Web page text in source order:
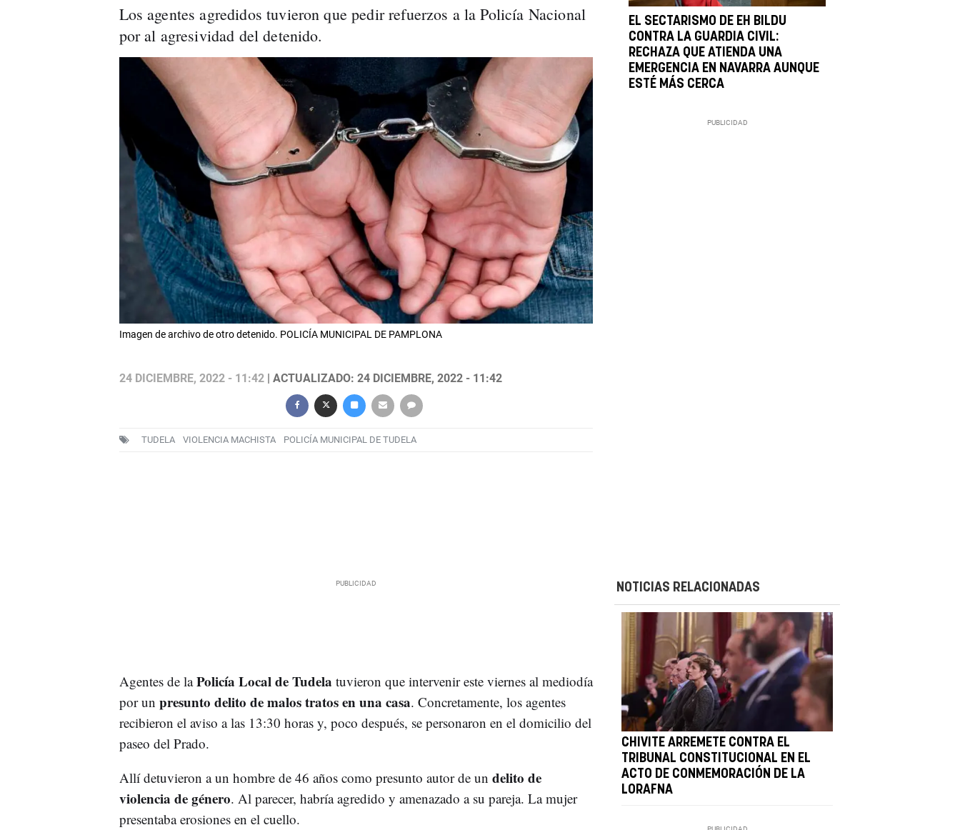
Los agentes agredidos tuvieron que pedir refuerzos a la Policía Nacional
por al agresividad del detenido.
Imagen de archivo de otro detenido. POLICÍA MUNICIPAL DE PAMPLONA
24 DICIEMBRE, 2022 - 11:42| ACTUALIZADO: 24 DICIEMBRE, 2022 - 11:42
TUDELA VIOLENCIA MACHISTA POLICÍA MUNICIPAL DE TUDELA
EL SECTARISMO DE EH BILDU
CONTRA LA GUARDIA CIVIL:
RECHAZA QUE ATIENDA UNA
EMERGENCIA EN NAVARRA AUNQUE
ESTÉ MÁS CERCA
Agentes de laPolicía Local de Tudela tuvieron que intervenir este viernes al mediodía
por un presunto delito de malos tratos en una casa. Concretamente, los agentes
recibieron el aviso a las 13:30 horas y, poco después, se personaron en el domicilio del
paseo del Prado.
Allí detuvieron a un hombre de 46 años como presunto autor de un delito de
violencia de género. Al parecer, habría agredido y amenazado a su pareja. La mujer
presentaba erosiones en el cuello.
NOTICIAS RELACIONADAS
CHIVITE ARREMETE CONTRA EL
TRIBUNAL CONSTITUCIONAL EN EL
ACTO DE CONMEMORACIÓN DE LA
LORAFNA